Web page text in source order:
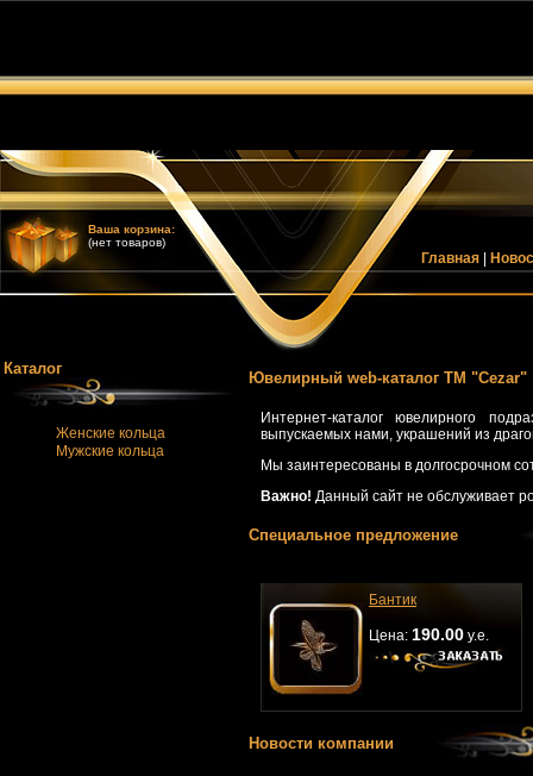
Ваша корзина:
(нет товаров)
Главная
Каталог
Женские кольца
Мужские кольца
Ювелирный web-каталог ТМ "Cezar"
Интернет-каталог ювелирного
выпускаемых нами, украшений из
Мы заинтересованы в долгосрочном
Важно! Данный сайт не обслуживает
Специальное предложение
Бантик
Цена: 190.00 у.е.
Новости компании